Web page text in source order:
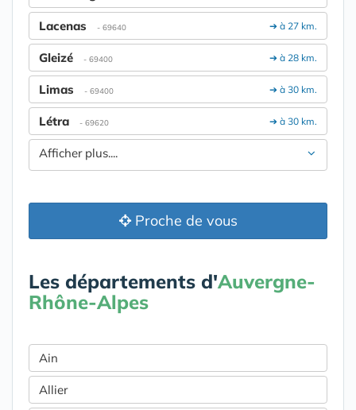
➔ à 27 km.
Lacenas - 69640
➔ à 28 km.
Gleizé - 69400
➔ à 30 km.
Limas - 69400
➔ à 30 km.
Létra - 69620
Afficher plus....
Proche de vous
Les départements d'Auvergne-
Rhône-Alpes
Ain
Allier